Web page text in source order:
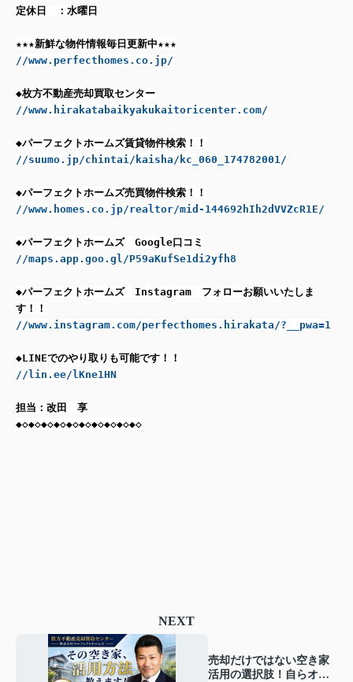
定休日 ：水曜日
★★★新鮮な物件情報毎日更新中★★★
//www.perfecthomes.co.jp/
◆枚方不動産売却買取センター
//www.hirakatabaikyakukaitoricenter.com/
◆パーフェクトホームズ賃貸物件検索！！
//suumo.jp/chintai/kaisha/kc_060_174782001/
◆パーフェクトホームズ売買物件検索！！
//www.homes.co.jp/realtor/mid-144692hIh2dVVZcR1E/
◆パーフェクトホームズ Google口コミ
//maps.app.goo.gl/P59aKufSe1di2yfh8
◆パーフェクトホームズ Instagram フォローお願いいたしま
す！！
//www.instagram.com/perfecthomes.hirakata/?__pwa=1
◆LINEでのやり取りも可能です！！
//lin.ee/lKne1HN
担当：改田 享
◆◇◆◇◆◇◆◇◆◇◆◇◆◇◆◇◆◇◆◇
NEXT
売却だけではない空き家
活用の選択肢！自らオー